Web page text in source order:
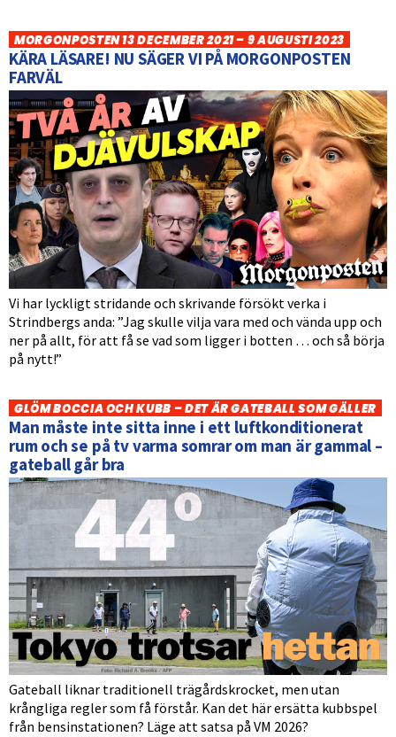
MORGONPOSTEN 13 DECEMBER 2021 – 9 AUGUSTI 2023
KÄRA LÄSARE! NU SÄGER VI PÅ MORGONPOSTEN
FARVÄL
Vi har lyckligt stridande och skrivande försökt verka i
Strindbergs anda: ”Jag skulle vilja vara med och vända upp och
ner på allt, för att få se vad som ligger i botten … och så börja
på nytt!”
GLÖM BOCCIA OCH KUBB – DET ÄR GATEBALL SOM GÄLLER
Man måste inte sitta inne i ett luftkonditionerat
rum och se på tv varma somrar om man är gammal –
gateball går bra
Gateball liknar traditionell trägårdskrocket, men utan
krångliga regler som få förstår. Kan det här ersätta kubbspel
från bensinstationen? Läge att satsa på VM 2026?